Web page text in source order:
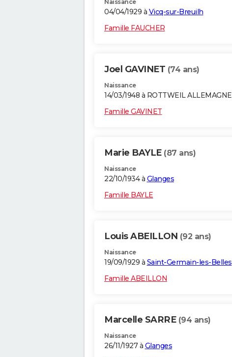
Naissance
04/04/1929 à Vicq-sur-Breuilh
Famille FAUCHER
Joel GAVINET (74 ans)
Naissance
14/03/1948 à ROTTWEIL ALLEMAGNE
Famille GAVINET
Marie BAYLE (87 ans)
Naissance
22/10/1934 à Glanges
Famille BAYLE
Louis ABEILLON (92 ans)
Naissance
19/09/1929 à Saint-Germain-les-Belles
Famille ABEILLON
Marcelle SARRE (94 ans)
Naissance
26/11/1927 à Glanges